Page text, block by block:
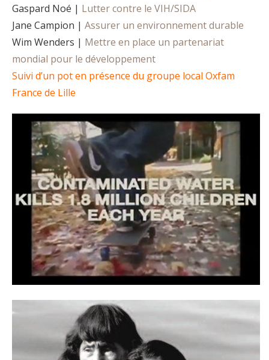
Gaspard Noé | Lutter contre le VIH/SIDA
Jane Campion | Assurer un environnement durable
Wim Wenders | Mettre en place un partenariat
mondial pour le développement
Suivi d’un pot en présence du groupe local Oxfam
France de Lille